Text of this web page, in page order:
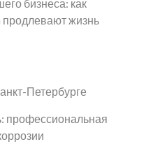
бизнеса: как
жизнь
Петербурге
профессиональная